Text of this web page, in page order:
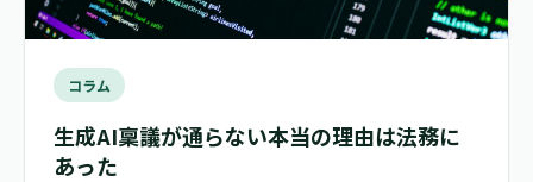
コラム
生成AI稟議が通らない本当の理由は法務に
あった